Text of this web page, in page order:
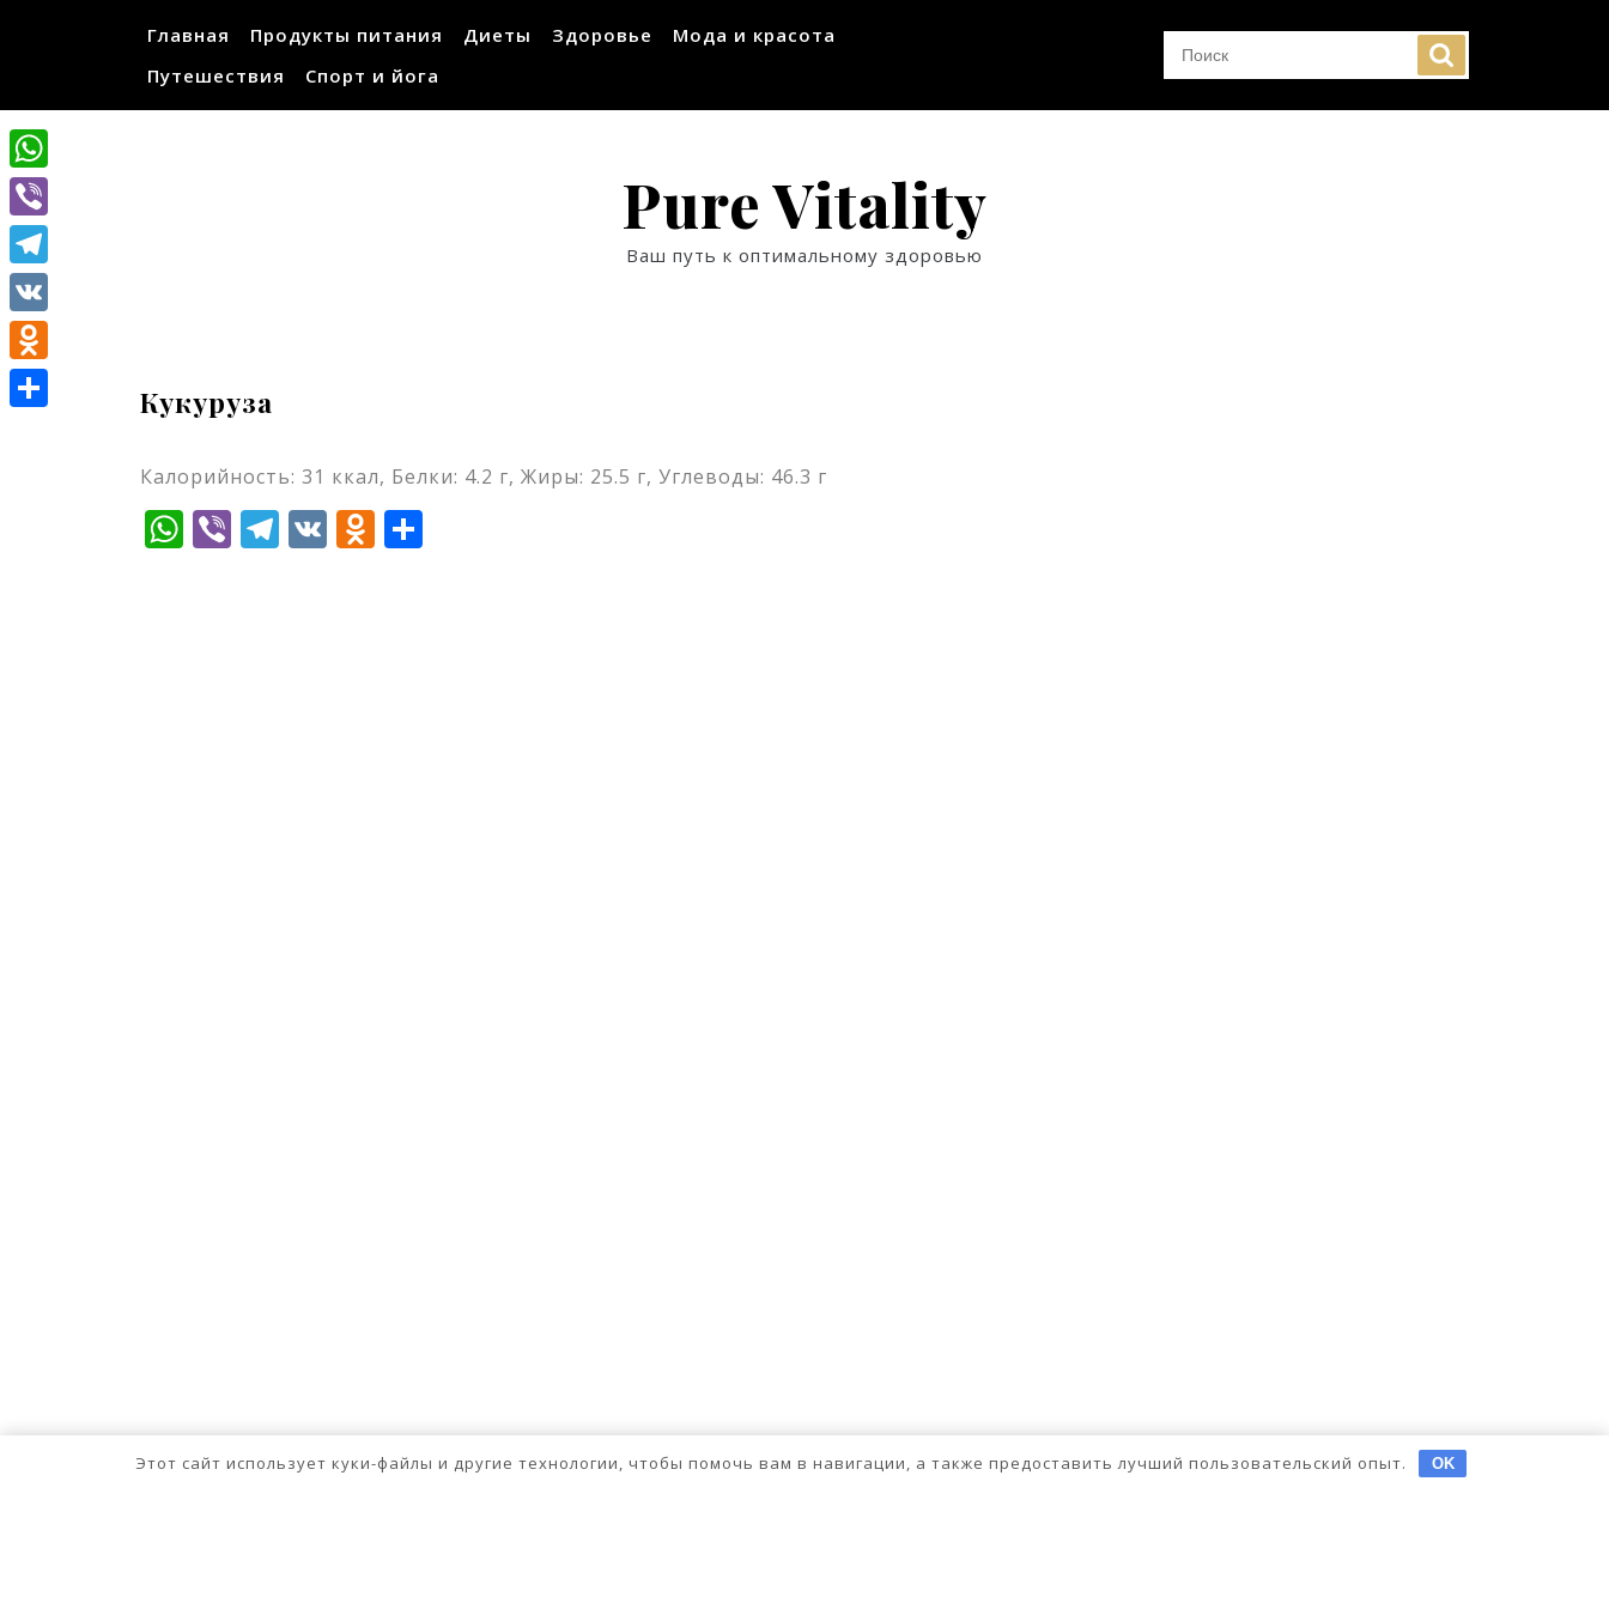
Главная Продукты питания Диеты Здоровье
Мода и красота
Путешествия
Спорт и йога
Pure Vitality
Ваш путь к оптимальному здоровью
Кукуруза
Калорийность: 31 ккал, Белки: 4.2 г, Жиры: 25.5 г, Углеводы: 46.3 г
WhatsApp
ViberTelegram
VKOdnoklassniki
WhatsApp
Viber
Telegram
VK
Odnoklassniki
Этот сайт использует куки-файлы и другие технологии, чтобы помочь вам в навигации, а также предоставить лучший пользовательский опыт. OK